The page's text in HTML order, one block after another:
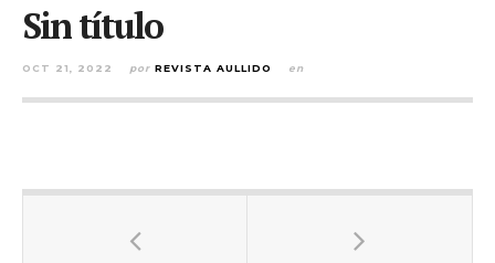
Sin título
OCT 21, 2022 por REVISTA AULLIDO en